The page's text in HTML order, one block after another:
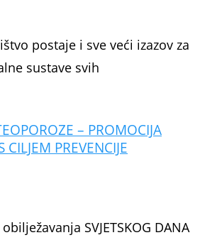
postaje i sve veći izazov za
sustave svih
– PROMOCIJA
PREVENCIJE
SVJETSKOG DANA